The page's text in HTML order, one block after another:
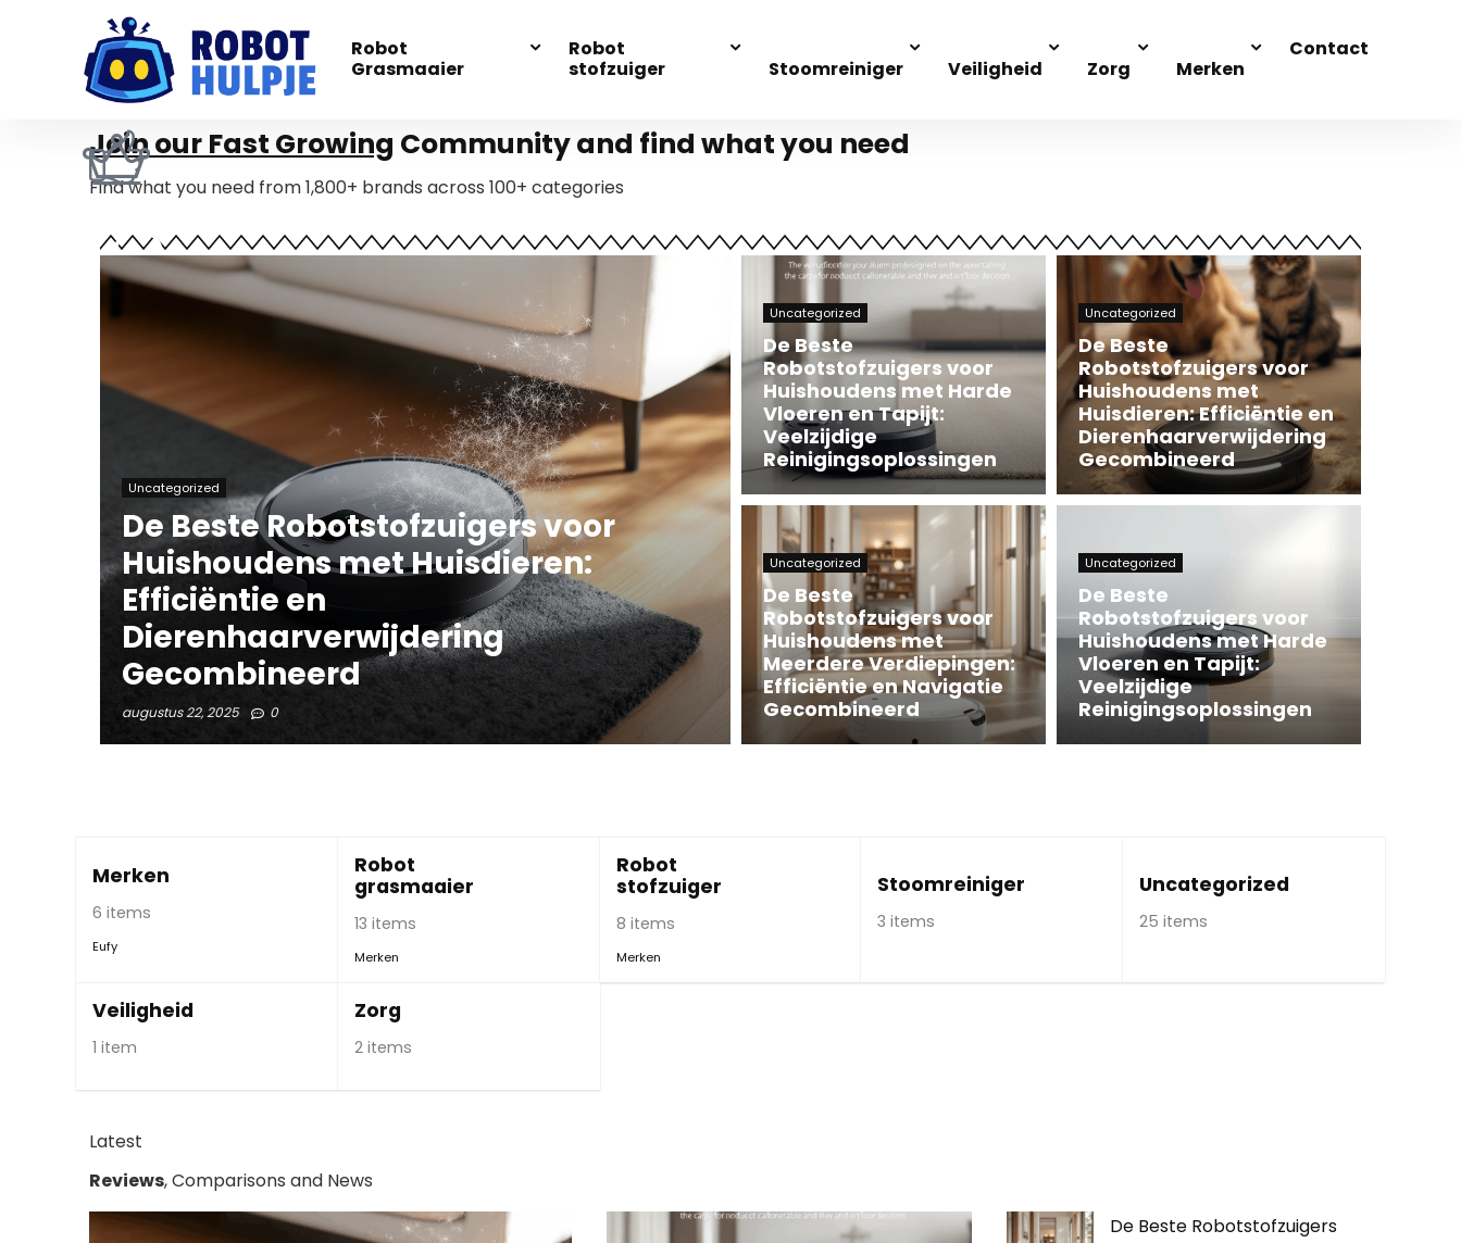
Robot
Grasmaaier
Robot
stofzuiger
Stoomreiniger Veiligheid Zorg Merken
Contact
Join our Fast Growing Community and find what you need
Find what you need from 1,800+ brands across 100+ categories
Uncategorized
De Beste Robotstofzuigers voor
Huishoudens met Huisdieren:
Efficiëntie en
Dierenhaarverwijdering
Gecombineerd
augustus 22, 2025 0
Uncategorized
De Beste
Robotstofzuigers voor
Huishoudens met Harde
Vloeren en Tapijt:
Veelzijdige
Reinigingsoplossingen
Uncategorized
De Beste
Robotstofzuigers voor
Huishoudens met
Huisdieren: Efficiëntie en
Dierenhaarverwijdering
Gecombineerd
Uncategorized
De Beste
Robotstofzuigers voor
Huishoudens met
Meerdere Verdiepingen:
Efficiëntie en Navigatie
Gecombineerd
Uncategorized
De Beste
Robotstofzuigers voor
Huishoudens met Harde
Vloeren en Tapijt:
Veelzijdige
Reinigingsoplossingen
Merken
6 items
Eufy
Robot
grasmaaier
13 items
Merken
Robot
stofzuiger
8 items
Merken
Stoomreiniger
3 items
Uncategorized
25 items
Veiligheid
1 item
Zorg
2 items
Latest
Reviews, Comparisons and News
De Beste Robotstofzuigers